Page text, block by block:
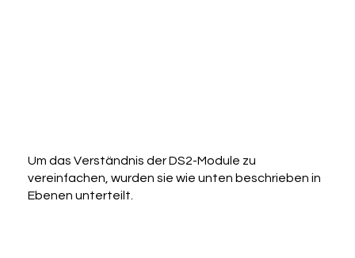
Um das Verständnis der DS2-Module zu
vereinfachen, wurden sie wie unten beschrieben in
Ebenen unterteilt.